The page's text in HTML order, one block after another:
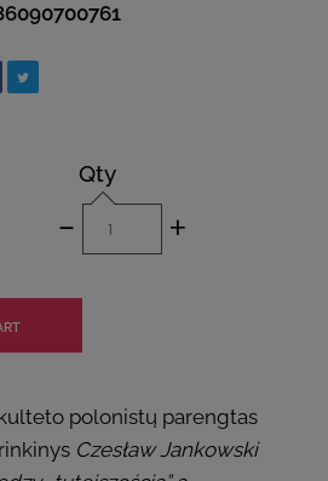
Qty
- +
polonistų parengtas
Czesław Jankowski